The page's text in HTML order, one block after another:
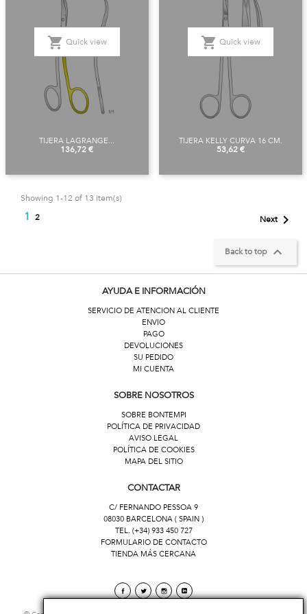
TIJERA LAGRANGE...
Price
136,72 €
shopping_cart Quick view
TIJERA KELLY CURVA 16 CM.
Price
53,62 €
shopping_cart Quick view
Showing 1-12 of 13 item(s)
1 2 Next
Back to top 
AYUDA E INFORMACIÓN
SERVICIO DE ATENCION AL CLIENTE
ENVIO
PAGO
DEVOLUCIONES
SU PEDIDO
MI CUENTA
SOBRE NOSOTROS
SOBRE BONTEMPI
POLÍTICA DE PRIVACIDAD
AVISO LEGAL
POLÍTICA DE COOKIES
MAPA DEL SITIO
CONTACTAR
C/ FERNANDO PESSOA 9
08030 BARCELONA ( SPAIN )
TEL. (+34) 933 450 727
FORMULARIO DE CONTACTO
TIENDA MÁS CERCANA
Facebook
TwitterInstagramlinkedin